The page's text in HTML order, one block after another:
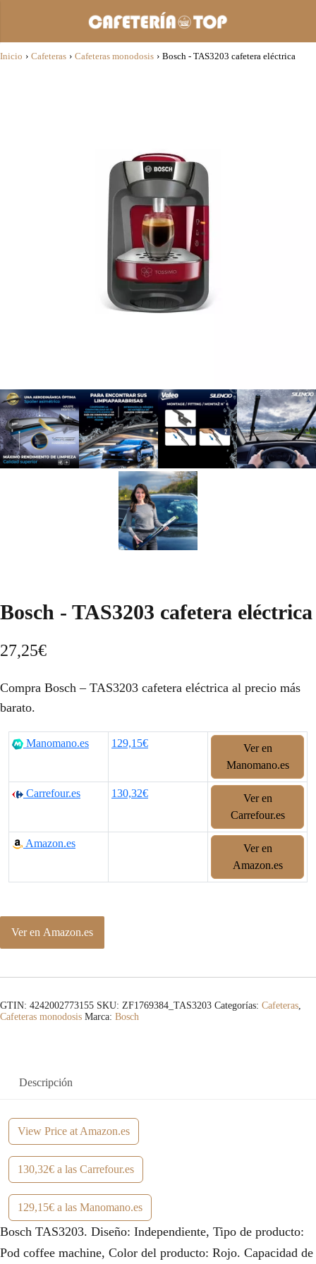
Inicio › Cafeteras › Cafeteras monodosis › Bosch - TAS3203 cafetera eléctrica
Bosch - TAS3203 cafetera eléctrica
27,25€
Compra Bosch – TAS3203 cafetera eléctrica al precio más
barato.
Manomano.es 129,15€
Ver en
Manomano.es
Carrefour.es 130,32€
Ver en
Carrefour.es
Amazon.es
Ver en
Amazon.es
Ver en Amazon.es
GTIN: 4242002773155 SKU: ZF1769384_TAS3203 Categorías: Cafeteras,
Cafeteras monodosis Marca: Bosch
Descripción
View Price at Amazon.es
130,32€ a las Carrefour.es
129,15€ a las Manomano.es
Bosch TAS3203. Diseño: Independiente, Tipo de producto:
Pod coffee machine, Color del producto: Rojo. Capacidad de